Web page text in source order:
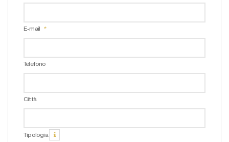
E-mail
Telefono
Città
Tipologia